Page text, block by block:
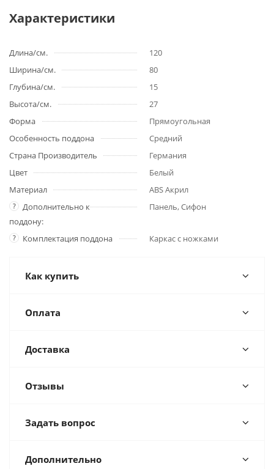
Характеристики
Длина/см.
120
Ширина/см.
80
Глубина/см.
15
Высота/см.
27
Форма
Прямоугольная
Особенность поддона
Средний
Страна Производитель
Германия
Цвет
Белый
Материал
ABS Акрил
?
Дополнительно к
поддону:
Панель, Сифон
? Комплектация поддона Каркас с ножками
Как купить
Оплата
Доставка
Отзывы
Задать вопрос
Дополнительно